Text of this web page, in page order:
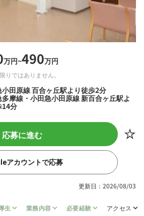
万円~490万円
りではありません。
田原線 百合ヶ丘駅より徒歩2分
摩線・小田急小田原線 新百合ヶ丘駅よ
14分
応募に進む
アカウントで応募
更新日：2026/08/03
生 業務内容 必要経験 アクセス